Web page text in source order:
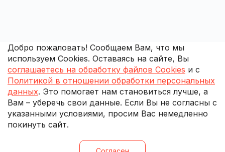
Добро пожаловать! Сообщаем Вам, что мы
используем Cookies. Оставаясь на сайте, Вы
соглашаетесь на обработку файлов Cookies и с
Политикой в отношении обработки персональных
данных. Это помогает нам становиться лучше, а
Вам – уберечь свои данные. Если Вы не согласны с
указанными условиями, просим Вас немедленно
покинуть сайт.